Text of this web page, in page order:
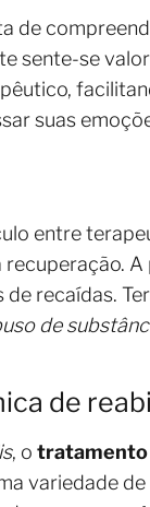
de
sente-se
suas
entre
recaídas.
de
de
, o tratamento
variedade de